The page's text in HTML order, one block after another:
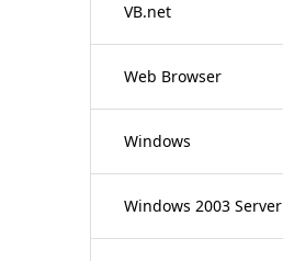
VB.net
Web Browser
Windows
Windows 2003 Server